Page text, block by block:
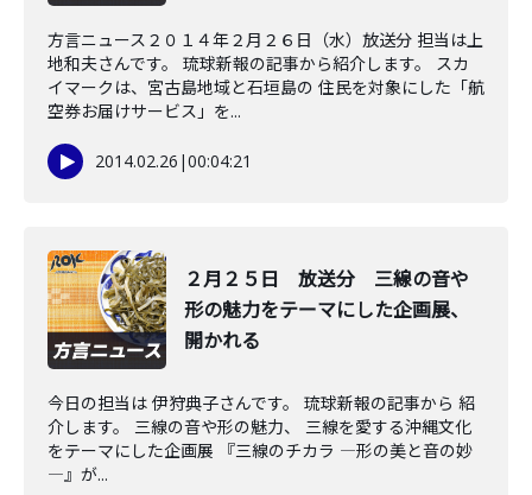
方言ニュース２０１４年２月２６日（水）放送分 担当は上
地和夫さんです。 琉球新報の記事から紹介します。 スカ
イマークは、宮古島地域と石垣島の 住民を対象にした「航
空券お届けサービス」を...
2014.02.26 |00:04:21
２月２５日 放送分 三線の音や
形の魅力をテーマにした企画展、
開かれる
今日の担当は 伊狩典子さんです。 琉球新報の記事から 紹
介します。 三線の音や形の魅力、 三線を愛する沖縄文化
をテーマにした企画展 『三線のチカラ ―形の美と音の妙
―』が...